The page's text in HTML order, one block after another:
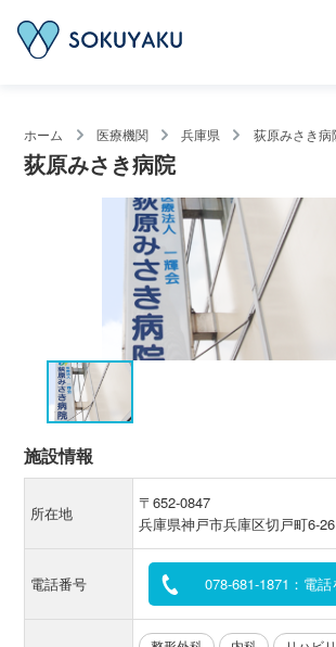
ホーム 医療機関 兵庫県 荻原みさき病
荻原みさき病院
施設情報
所在地
〒652-0847
兵庫県神戸市兵庫区切戸町6-26
電話番号 078-681-1871：電